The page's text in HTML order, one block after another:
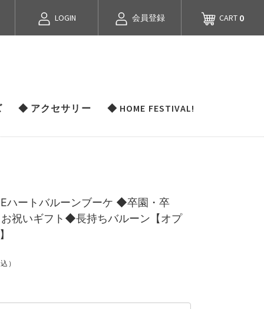
CART 0
会員登録
LOGIN
◆ アクセサリー ◆ HOME FESTIVAL!
ハートバルーンブーケ ◆卒園・卒
祝いギフト◆長持ちバルーン【オプ
）